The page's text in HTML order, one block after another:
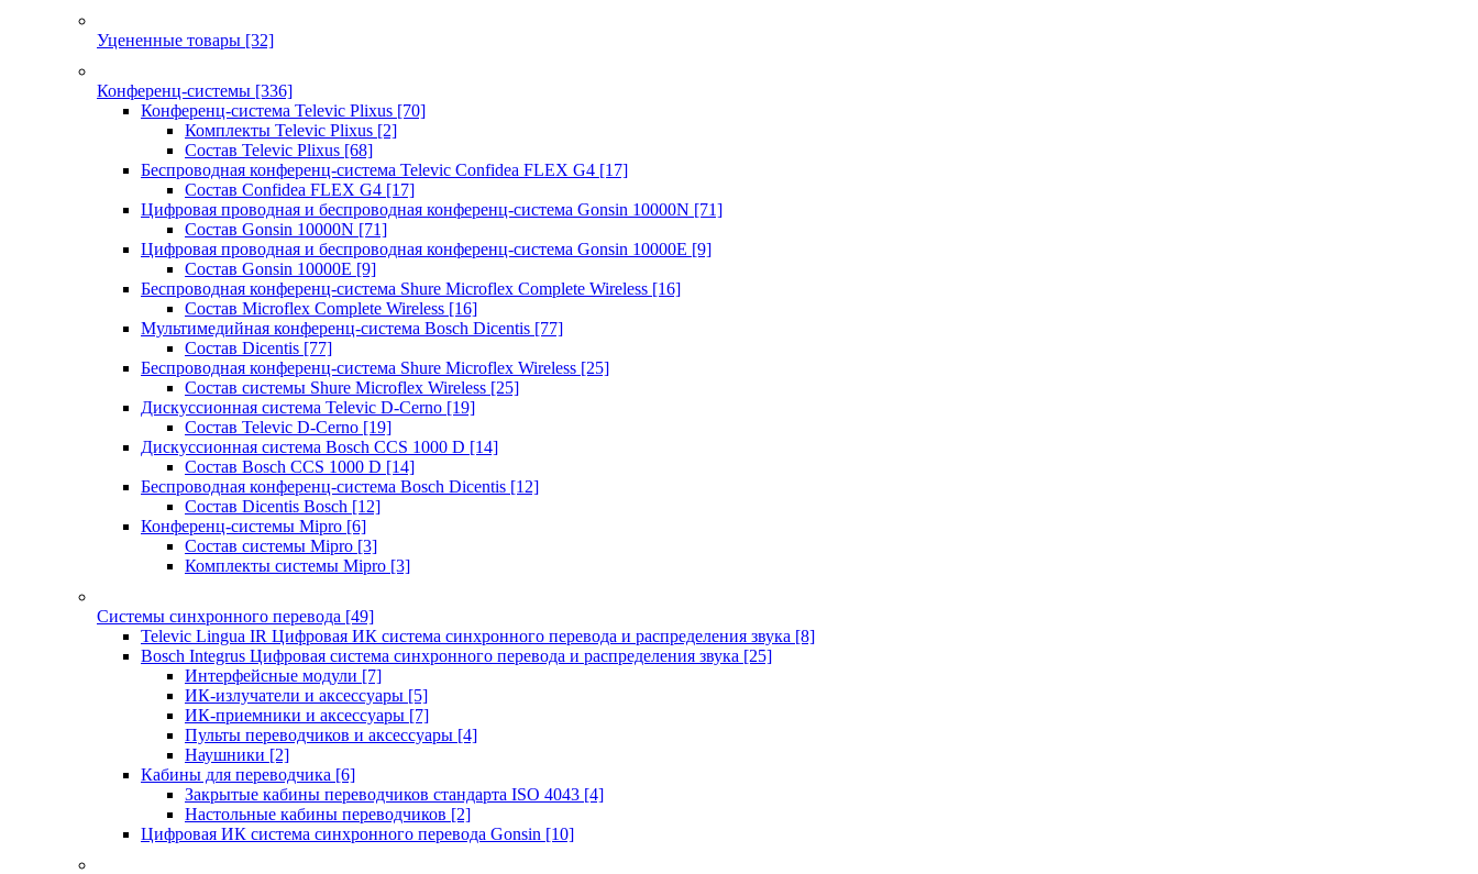
Уцененные товары [32]
Конференц-системы [336]
Конференц-система Televic Plixus [70]
Комплекты Televic Plixus [2]
Состав Televic Plixus [68]
Беспроводная конференц-система Televic Confidea FLEX G4 [17]
Состав Confidea FLEX G4 [17]
Цифровая проводная и беспроводная конференц-система Gonsin 10000N [71]
Состав Gonsin 10000N [71]
Цифровая проводная и беспроводная конференц-система Gonsin 10000E [9]
Состав Gonsin 10000E [9]
Беспроводная конференц-система Shure Microflex Complete Wireless [16]
Состав Microflex Complete Wireless [16]
Мультимедийная конференц-система Bosch Dicentis [77]
Состав Dicentis [77]
Беспроводная конференц-система Shure Microflex Wireless [25]
Состав системы Shure Microflex Wireless [25]
Дискуссионная система Televic D-Cerno [19]
Состав Televic D-Cerno [19]
Дискуссионная система Bosch CCS 1000 D [14]
Состав Bosch CCS 1000 D [14]
Беспроводная конференц-система Bosch Dicentis [12]
Состав Dicentis Bosch [12]
Конференц-системы Mipro [6]
Состав системы Mipro [3]
Комплекты системы Mipro [3]
Системы синхронного перевода [49]
Televic Lingua IR Цифровая ИК система синхронного перевода и распределения звука [8]
Bosch Integrus Цифровая система синхронного перевода и распределения звука [25]
Интерфейсные модули [7]
ИК-излучатели и аксессуары [5]
ИК-приемники и аксессуары [7]
Пульты переводчиков и аксессуары [4]
Наушники [2]
Кабины для переводчика [6]
Закрытые кабины переводчиков стандарта ISO 4043 [4]
Настольные кабины переводчиков [2]
Цифровая ИК система синхронного перевода Gonsin [10]